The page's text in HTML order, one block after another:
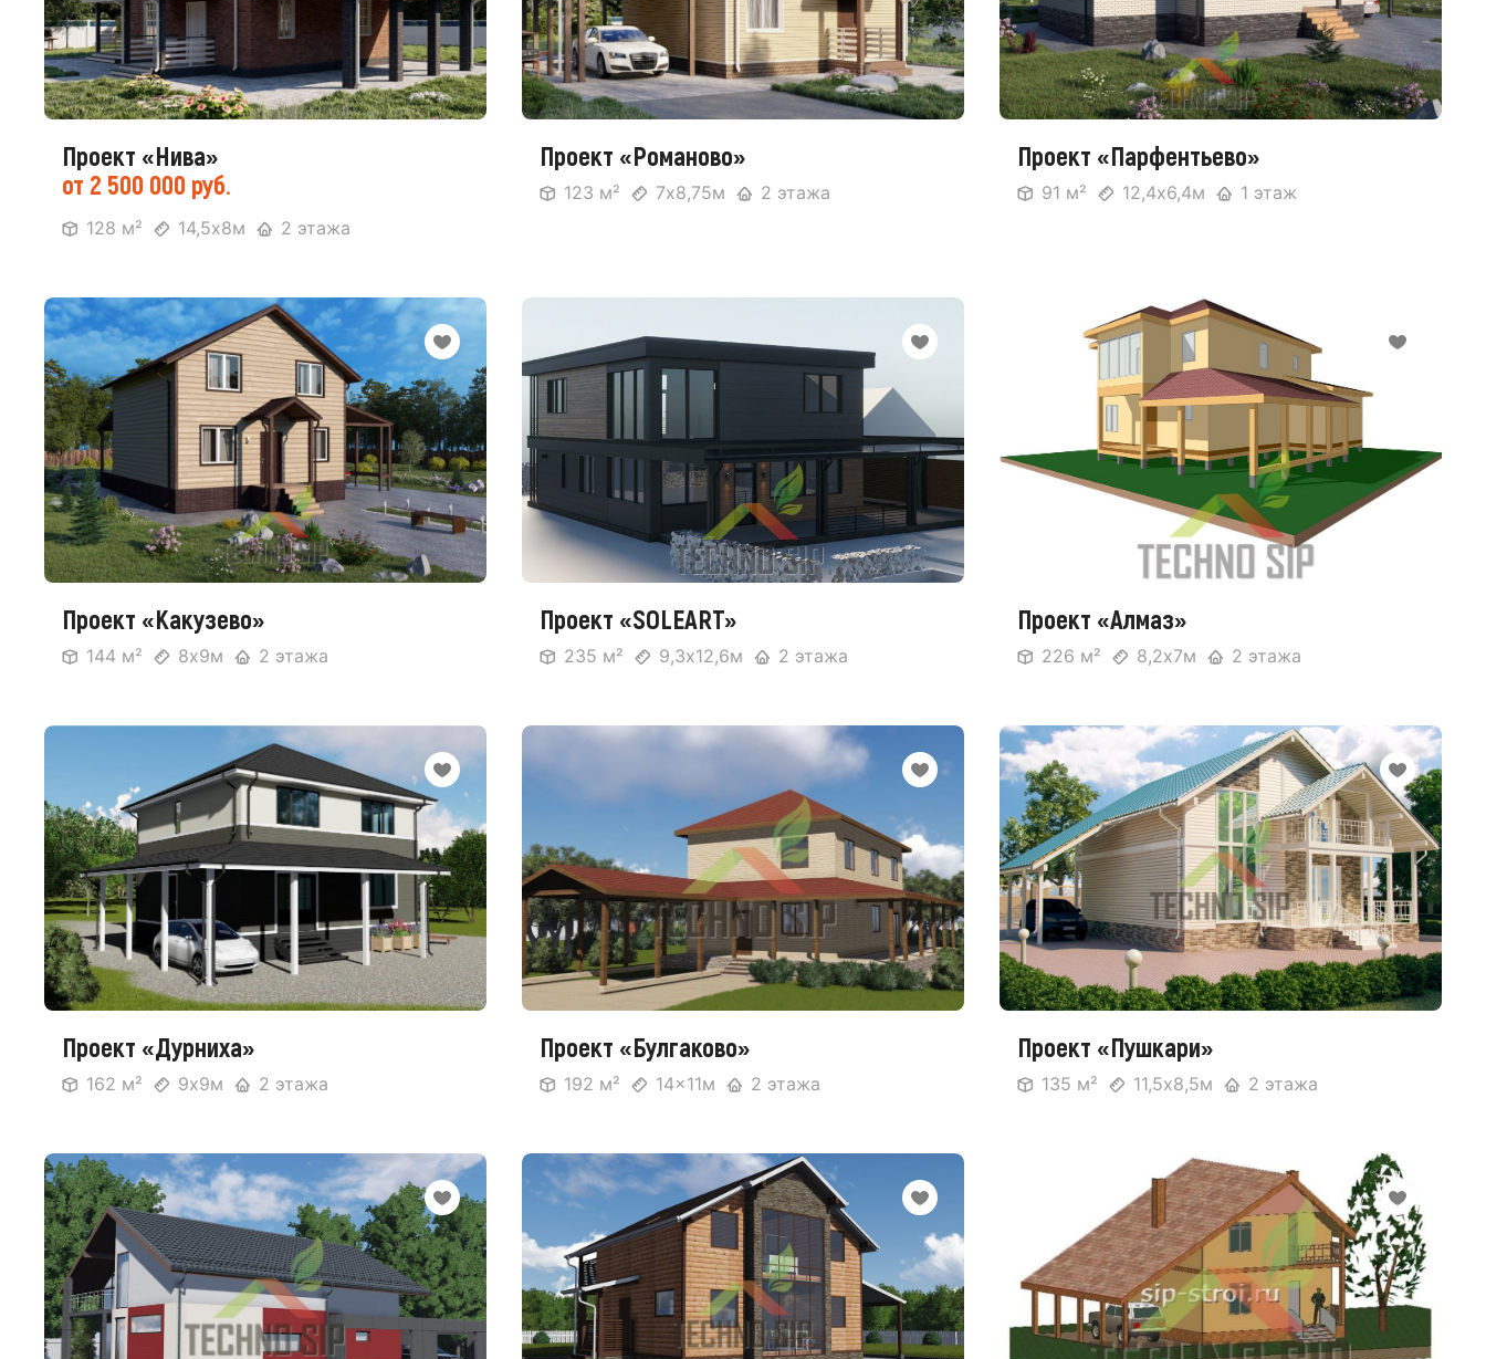
Проект «Нива»
от 2 500 000 руб.
128 м² 14,5х8м 2 этажа
Проект «Романово»
123 м² 7х8,75м 2 этажа
Проект «Парфентьево»
91 м² 12,4х6,4м 1 этаж
Проект «Какузево»
144 м² 8х9м 2 этажа
Проект «SOLEART»
235 м² 9,3х12,6м 2 этажа
Проект «Алмаз»
226 м² 8,2х7м 2 этажа
Проект «Дурниха»
162 м² 9х9м 2 этажа
Проект «Булгаково»
192 м² 14x11м 2 этажа
Проект «Пушкари»
135 м² 11,5х8,5м 2 этажа